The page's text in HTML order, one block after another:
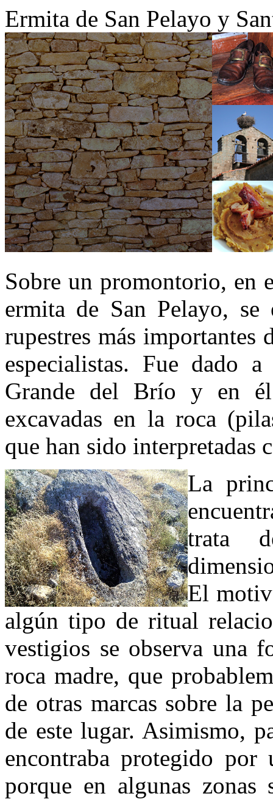
Ermita de San Pelayo y
Sobre un promontorio, en
ermita de San Pelayo, se
rupestres más importantes
especialistas. Fue dado
Grande del Brío y en él
excavadas en la roca
que han sido interpretadas
La
trata
El
algún tipo de ritual
vestigios se observa una
roca madre, que
de otras marcas sobre la
de este lugar. Asimismo,
encontraba protegido por
porque en algunas zonas